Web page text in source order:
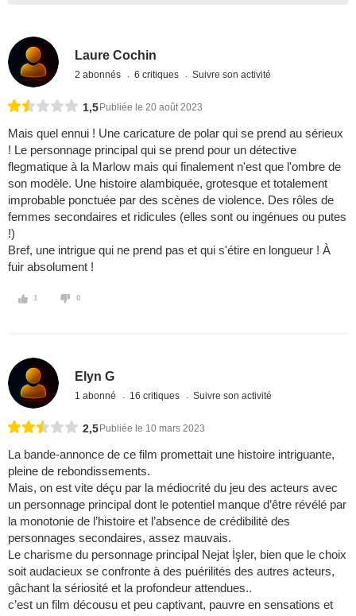
Laure Cochin
2 abonnés 6 critiques Suivre son activité
1,5 Publiée le 20 août 2023
Mais quel ennui ! Une caricature de polar qui se prend au sérieux
! Le personnage principal qui se prend pour un détective
flegmatique à la Marlow mais qui finalement n'est que l'ombre de
son modèle. Une histoire alambiquée, grotesque et totalement
improbable ponctuée par des scènes de violence. Des rôles de
femmes secondaires et ridicules (elles sont ou ingénues ou putes
!)
Bref, une intrigue qui ne prend pas et qui s'étire en longueur ! À
fuir absolument !
1 0
Elyn G
1 abonné 16 critiques Suivre son activité
2,5 Publiée le 10 mars 2023
La bande-annonce de ce film promettait une histoire intriguante,
pleine de rebondissements.
Mais, on est vite déçu par la médiocrité du jeu des acteurs avec
un personnage principal dont le potentiel manque d’être révélé par
la monotonie de l’histoire et l’absence de crédibilité des
personnages secondaires, assez mauvais.
Le charisme du personnage principal Nejat İşler, bien que le choix
soit audacieux se confronte à des puérilités des autres acteurs,
gâchant la sériosité et la profondeur attendues..
c’est un film décousu et peu captivant, pauvre en sensations et